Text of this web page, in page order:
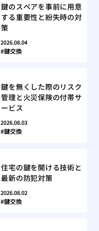
鍵のスペアを事前に用意
する重要性と紛失時の対
策
2026.08.04
鍵交換
鍵を無くした際のリスク
管理と火災保険の付帯サ
ービス
2026.08.03
鍵交換
住宅の鍵を開ける技術と
最新の防犯対策
2026.08.02
鍵交換